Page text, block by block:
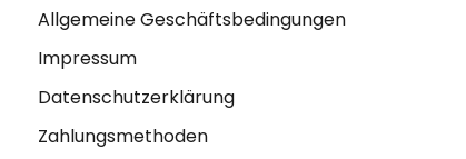
Allgemeine Geschäftsbedingungen
Impressum
Datenschutzerklärung
Zahlungsmethoden